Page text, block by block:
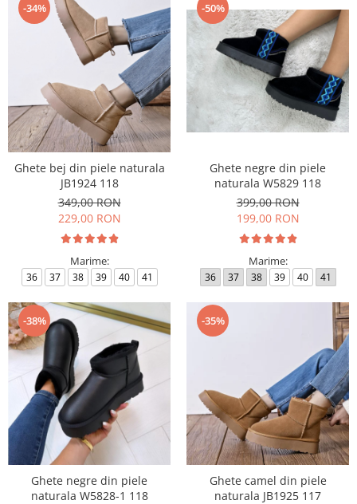
-34%
Ghete bej din piele naturala
JB1924 118
349,00 RON
229,00 RON
Marime:
36 37 38 39 40 41
-50%
Ghete negre din piele
naturala W5829 118
399,00 RON
199,00 RON
Marime:
36 37 38 39 40 41
-38%
Ghete negre din piele
naturala W5828-1 118
-35%
Ghete camel din piele
naturala JB1925 117